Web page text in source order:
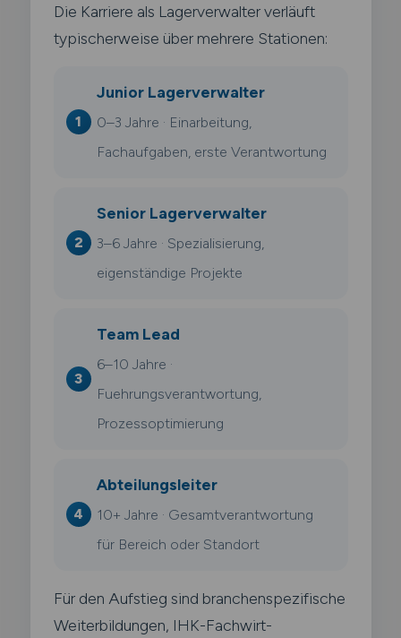
Die Karriere als Lagerverwalter verläuft
typischerweise über mehrere Stationen:
Junior Lagerverwalter
0–3 Jahre · Einarbeitung,
Fachaufgaben, erste Verantwortung
Senior Lagerverwalter
3–6 Jahre · Spezialisierung,
eigenständige Projekte
Team Lead
6–10 Jahre ·
Fuehrungsverantwortung,
Prozessoptimierung
Abteilungsleiter
10+ Jahre · Gesamtverantwortung
für Bereich oder Standort
Für den Aufstieg sind branchenspezifische
Weiterbildungen, IHK-Fachwirt-